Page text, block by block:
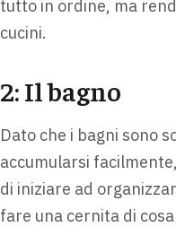
tutto in ordine, ma
cucini.
2: Il bagno
Dato che i bagni sono
accumularsi
di iniziare ad
fare una cernita di